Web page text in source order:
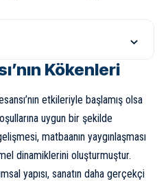
Kökenleri
etkileriyle başlamış olsa
uygun bir şekilde
matbaanın yaygınlaşması
dinamiklerini oluşturmuştur.
yapısı, sanatın daha gerçekçi